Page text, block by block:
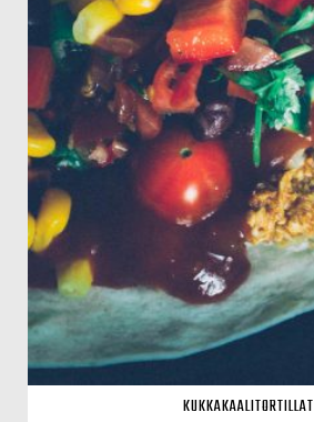
KUKKAKAALITORTILLAT